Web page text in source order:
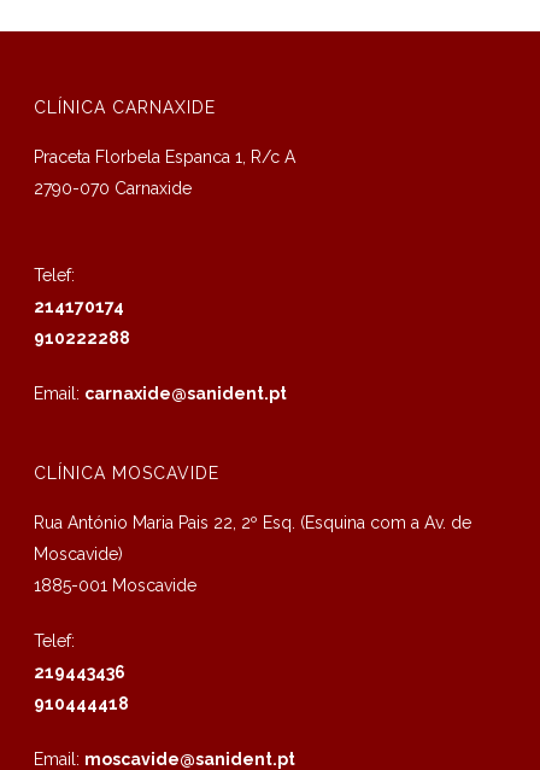
CLÍNICA CARNAXIDE
Praceta Florbela Espanca 1, R/c A
2790-070 Carnaxide
Telef:
214170174
910222288
Email: carnaxide@sanident.pt
CLÍNICA MOSCAVIDE
Rua António Maria Pais 22, 2º Esq. (Esquina com a Av. de
Moscavide)
1885-001 Moscavide
Telef:
219443436
910444418
Email: moscavide@sanident.pt